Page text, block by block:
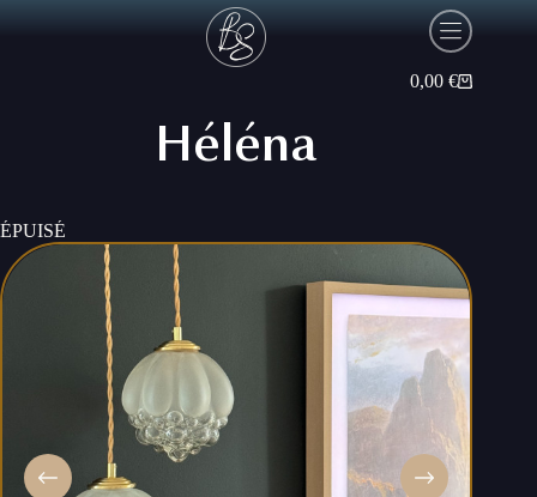
Panier
0,00€
Héléna
ÉPUISÉ